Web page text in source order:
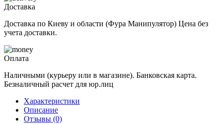
Доставка
Доставка по Киеву и области (Фура Манипулятор) Цена без
учета доставки.
Оплата
Наличными (курьеру или в магазине). Банковская карта.
Безналичный расчет для юр.лиц
Характеристики
Описание
Отзывы (0)